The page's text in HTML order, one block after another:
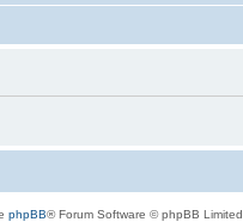
phpBB® Forum Software © phpBB Limited